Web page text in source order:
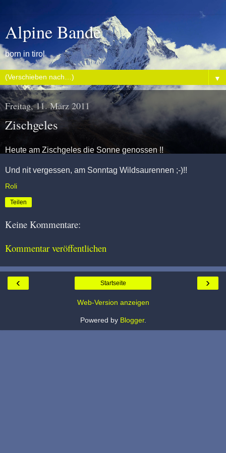
Alpine Bande
born in tirol
▼
Freitag, 11. März 2011
Zischgeles
Heute am Zischgeles die Sonne genossen !!
Und nit vergessen, am Sonntag Wildsaurennen ;-)!!
Roli
Teilen
Keine Kommentare:
Kommentar veröffentlichen
‹ ›
Startseite
Web-Version anzeigen
Powered by Blogger.